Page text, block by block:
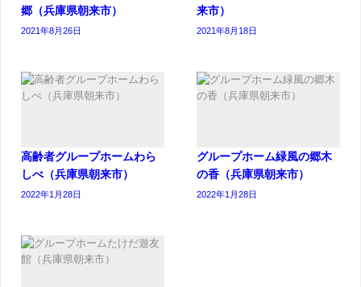
郷（兵庫県朝来市）
2021年8月26日
来市）
2021年8月18日
高齢者グループホームわら
しべ（兵庫県朝来市）
2022年1月28日
グループホーム緑風の郷木
の香（兵庫県朝来市）
2022年1月28日